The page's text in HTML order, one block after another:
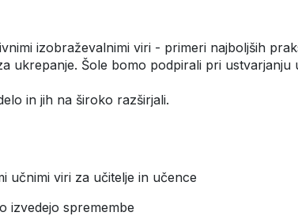
izobraževalnimi viri - primeri najboljših
ukrepanje. Šole bomo podpirali pri
in jih na široko razširjali.
učnimi viri za učitelje in učence
izvedejo spremembe